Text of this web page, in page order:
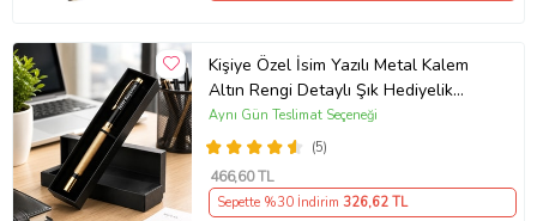
Kişiye Özel İsim Yazılı Metal Kalem
Altın Rengi Detaylı Şık Hediyelik
Roller Kalem Özel Kutusunda İmza
Kalemi
(5)
Aynı Gün Teslimat Seçeneği
466,60 TL
Sepette %30 İndirim 326,62 TL